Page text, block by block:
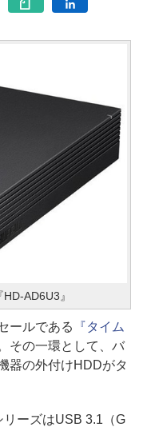
AD6U3』
ールである 『タイム
その一環として、バ
器の外付けHDDがタ
ーズはUSB 3.1（G